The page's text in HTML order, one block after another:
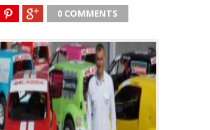
0 COMMENTS